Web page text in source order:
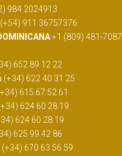
984 2024913
(+54) 911 36757376
+1 (809) 481-7087
652 89 12 22
(+34) 622 40 31 25
615 67 52 61
624 60 28 19
624 60 28 19
625 99 42 86
670 63 56 59